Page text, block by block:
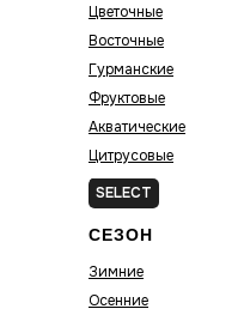
Цветочные
Восточные
Гурманские
Фруктовые
Акватические
Цитрусовые
Зелёные
СЕЗОН
Зимние
Осенние
SELECT